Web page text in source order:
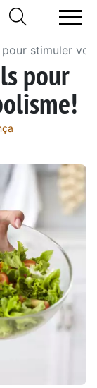
stimuler
pour